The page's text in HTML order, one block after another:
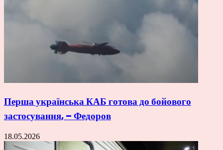
Перша українська КАБ готова до бойового
застосування, – Федоров
18.05.2026